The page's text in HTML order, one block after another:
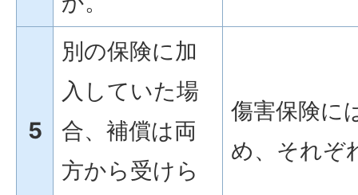
5
別の保険に加
入していた場
合、補償は両
方から受けら
傷害保険に
め、それぞ